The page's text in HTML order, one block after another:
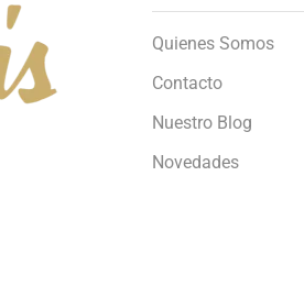
Quienes Somos
Contacto
Nuestro Blog
Novedades